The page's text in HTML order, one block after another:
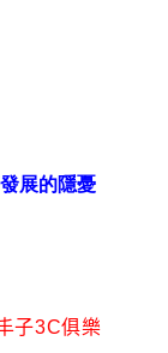
展的隱憂
子3C俱樂